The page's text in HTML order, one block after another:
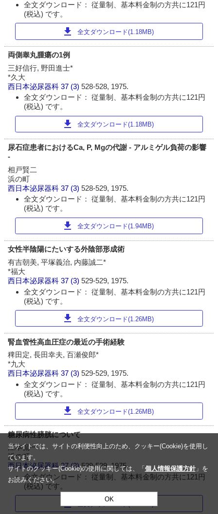
全文ダウンロード： 従量制、基本料金制の方共に121円
(税込) です。
download 全文ダウンロード(1.18MB)
両側睾丸腫瘍の1例
三好信行, 野田進士*
*久大
西日本泌尿器科 37 (3)528-528, 1975.
全文ダウンロード： 従量制、基本料金制の方共に121円
(税込) です。
download 全文ダウンロード(1.18MB)
尿石症患者におけるCa, P, Mgの代謝 - アルミゲル負荷の影響
-
相戸賢二
浜の町
西日本泌尿器科 37 (3)528-529, 1975.
全文ダウンロード： 従量制、基本料金制の方共に121円
(税込) です。
download 全文ダウンロード(1.94MB)
女性半陰陽にたいする外陰部形成術
有吉朝美, 平塚義治, 内藤誠二*
*福大
西日本泌尿器科 37 (3)529-529, 1975.
全文ダウンロード： 従量制、基本料金制の方共に121円
(税込) です。
download 全文ダウンロード(1.26MB)
腎血管性高血圧症の最近の手術経験
稗田定, 長田幸夫, 百瀬俊郎*
*九大
西日本泌尿器科 37 (3)529-529, 1975.
全文ダウンロード： 従量制、基本料金制の方共に121円
(税込) です。
download 全文ダウンロード(1.26MB)
糖尿病性膀胱について
江本侃一
浜の町
西日本泌尿器科 37 (3)529-529, 1975.
全文ダウンロード： 従量制、基本料金制の方共に121円
(税込) です。
download
当サイトでは、サイトの利便性向上のため、クッキー(Cookie)を使用し
ています。
サイトのクッキー(Cookie)の使用に関しては、「 個人情報保護方針」を
お読みください。
OK